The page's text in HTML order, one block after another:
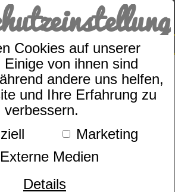
Cookies auf unserer
von ihnen sind
andere uns helfen,
und Ihre Erfahrung zu
verbessern.
Marketing
Externe Medien
Details
SUCHE
Uni-Satin